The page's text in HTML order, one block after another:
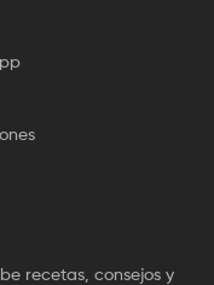
recetas, consejos y